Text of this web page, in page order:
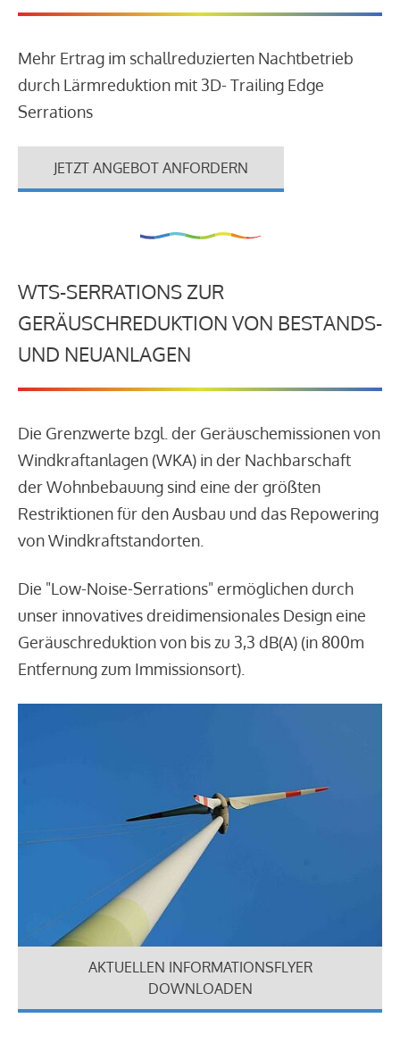
Mehr Ertrag im schallreduzierten Nachtbetrieb
durch Lärmreduktion mit 3D- Trailing Edge
Serrations
JETZT ANGEBOT ANFORDERN
WTS-SERRATIONS ZUR
GERÄUSCHREDUKTION VON BESTANDS-
UND NEUANLAGEN
Die Grenzwerte bzgl. der Geräuschemissionen von
Windkraftanlagen (WKA) in der Nachbarschaft
der Wohnbebauung sind eine der größten
Restriktionen für den Ausbau und das Repowering
von Windkraftstandorten.
Die "Low-Noise-Serrations" ermöglichen durch
unser innovatives dreidimensionales Design eine
Geräuschreduktion von bis zu 3,3 dB(A) (in 800m
Entfernung zum Immissionsort).
AKTUELLEN INFORMATIONSFLYER
DOWNLOADEN